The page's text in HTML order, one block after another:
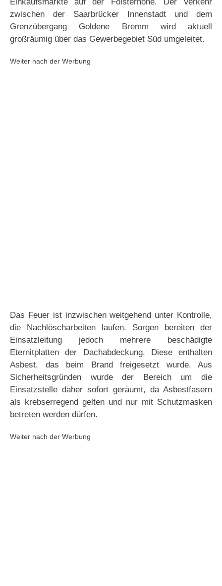
zwischen der Saarbrücker Innenstadt und dem
Grenzübergang Goldene Bremm wird aktuell
großräumig über das Gewerbegebiet Süd umgeleitet.
Weiter nach der Werbung
Das Feuer ist inzwischen weitgehend unter Kontrolle,
die Nachlöscharbeiten laufen. Sorgen bereiten der
Einsatzleitung jedoch mehrere beschädigte
Eternitplatten der Dachabdeckung. Diese enthalten
Asbest, das beim Brand freigesetzt wurde. Aus
Sicherheitsgründen wurde der Bereich um die
Einsatzstelle daher sofort geräumt, da Asbestfasern
als krebserregend gelten und nur mit Schutzmasken
betreten werden dürfen.
Weiter nach der Werbung